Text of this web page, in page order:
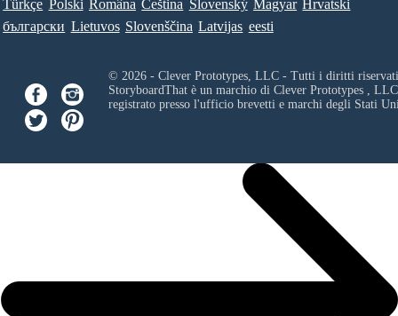
Türkçe Polski Româna Ceština Slovenský Magyar Hrvatski
български Lietuvos Slovenščina Latvijas eesti
© 2026 - Clever Prototypes, LLC - Tutti i diritti
StoryboardThat è un marchio di Clever Prototypes , LLC
registrato presso l'ufficio brevetti e marchi degli Stati